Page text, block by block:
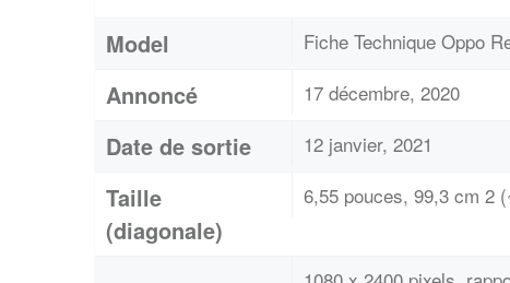
Model Fiche Technique Oppo
Annoncé 17 décembre, 2020
Date de sortie 12 janvier, 2021
Taille
(diagonale)
6,55 pouces, 99,3 cm 2